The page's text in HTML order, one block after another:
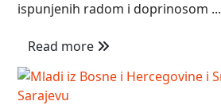
ispunjenih radom i doprinosom ...
Read more